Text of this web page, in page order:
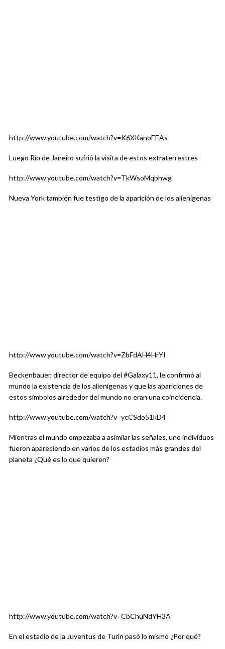
http://www.youtube.com/watch?v=K6XKanoEEAs
Luego Río de Janeiro sufrió la visita de estos extraterrestres
http://www.youtube.com/watch?v=TkWsoMqbhwg
Nueva York también fue testigo de la aparición de los alienígenas
http://www.youtube.com/watch?v=ZbFdAH4HrYI
Beckenbauer, director de equipo del #Galaxy11, le confirmó al
mundo la existencia de los alienígenas y que las apariciones de
estos símbolos alrededor del mundo no eran una coincidencia.
http://www.youtube.com/watch?v=ycCSdo51kD4
Mientras el mundo empezaba a asimilar las señales, uno individuos
fueron apareciendo en varios de los estadios más grandes del
planeta ¿Qué es lo que quieren?
http://www.youtube.com/watch?v=CbChuNdYH3A
En el estadio de la Juventus de Turín pasó lo mismo ¿Por qué?